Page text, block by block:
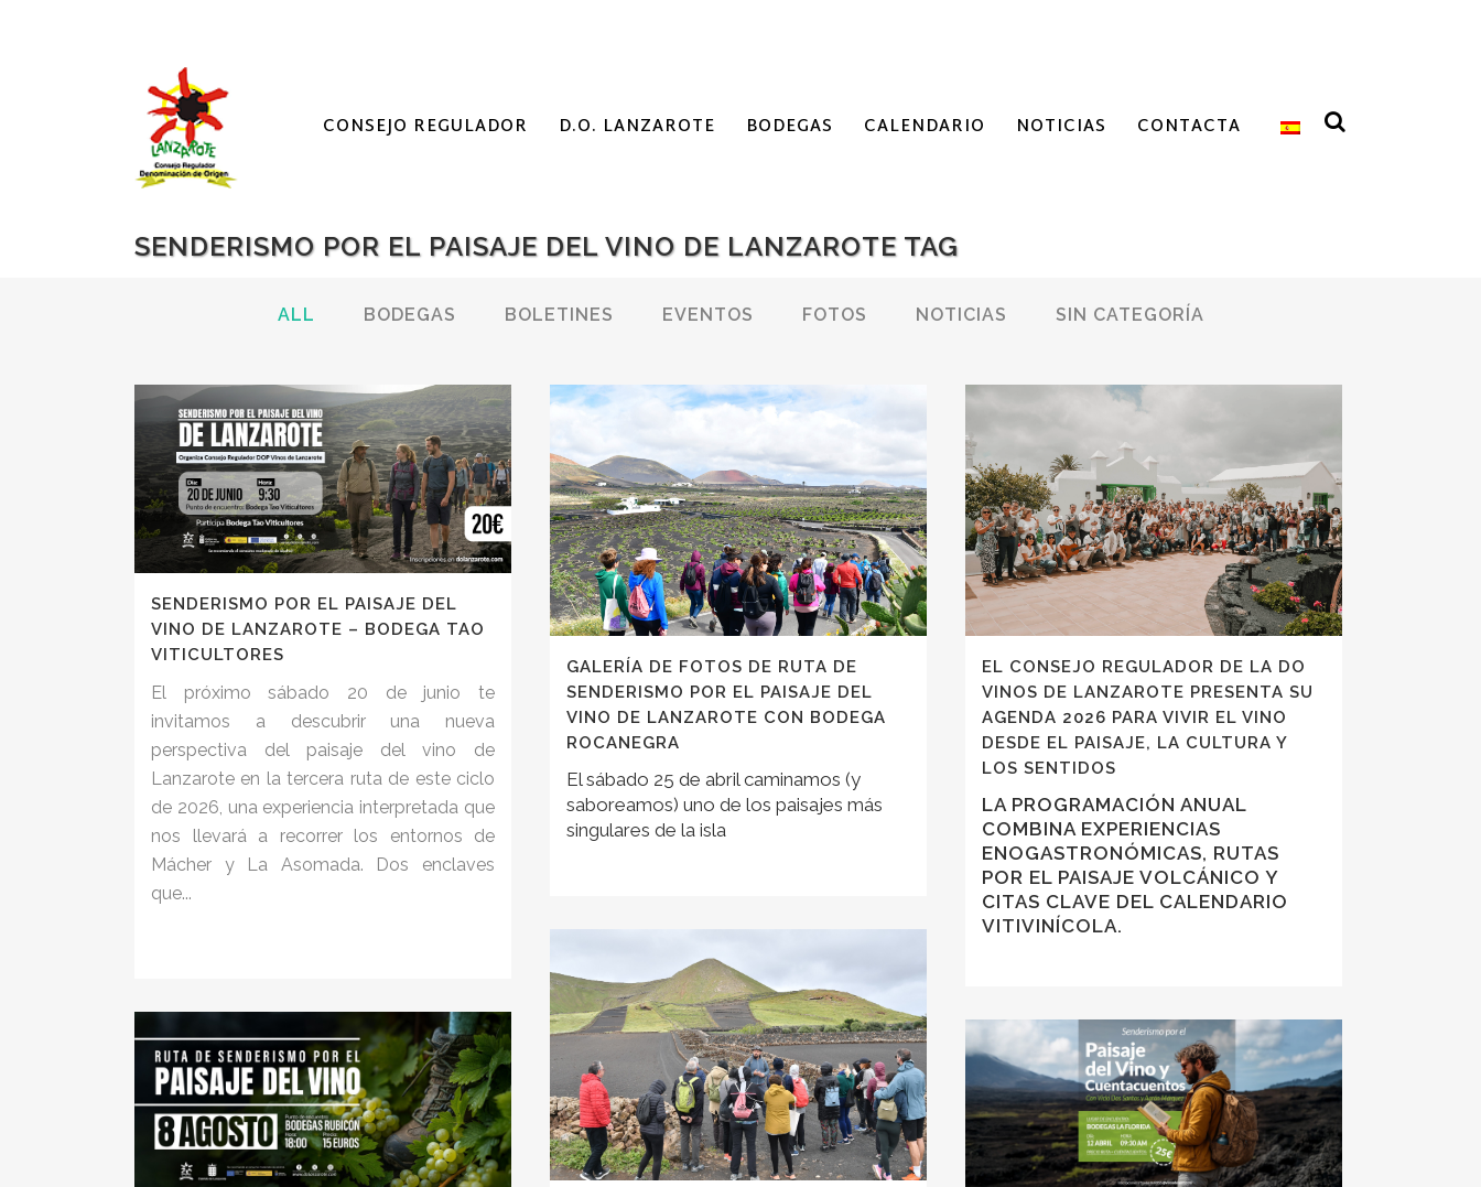
CONSEJO REGULADOR D.O. LANZAROTE BODEGAS CALENDARIO NOTICIAS CONTACTA
SENDERISMO POR EL PAISAJE DEL VINO DE LANZAROTE TAG
ALL BODEGAS BOLETINES EVENTOS FOTOS NOTICIAS SIN CATEGORÍA
SENDERISMO POR EL PAISAJE DEL
VINO DE LANZAROTE – BODEGA TAO
VITICULTORES
El próximo sábado 20 de junio te
invitamos a descubrir una nueva
perspectiva del paisaje del vino de
Lanzarote en la tercera ruta de este ciclo
de 2026, una experiencia interpretada que
nos llevará a recorrer los entornos de
Mácher y La Asomada. Dos enclaves
que...
GALERÍA DE FOTOS DE RUTA DE
SENDERISMO POR EL PAISAJE DEL
VINO DE LANZAROTE CON BODEGA
ROCANEGRA
El sábado 25 de abril caminamos (y
saboreamos) uno de los paisajes más
singulares de la isla
EL CONSEJO REGULADOR DE LA DO
VINOS DE LANZAROTE PRESENTA SU
AGENDA 2026 PARA VIVIR EL VINO
DESDE EL PAISAJE, LA CULTURA Y
LOS SENTIDOS
LA PROGRAMACIÓN ANUAL
COMBINA EXPERIENCIAS
ENOGASTRONÓMICAS, RUTAS
POR EL PAISAJE VOLCÁNICO Y
CITAS CLAVE DEL CALENDARIO
VITIVINÍCOLA.